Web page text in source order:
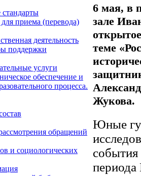
стандарты
приема (перевода)
деятельность
поддержки
услуги
обеспечение и
процесса.
обращений
и социологических
6 мая, в
зале
теме
Жукова.
Юные
события
периода